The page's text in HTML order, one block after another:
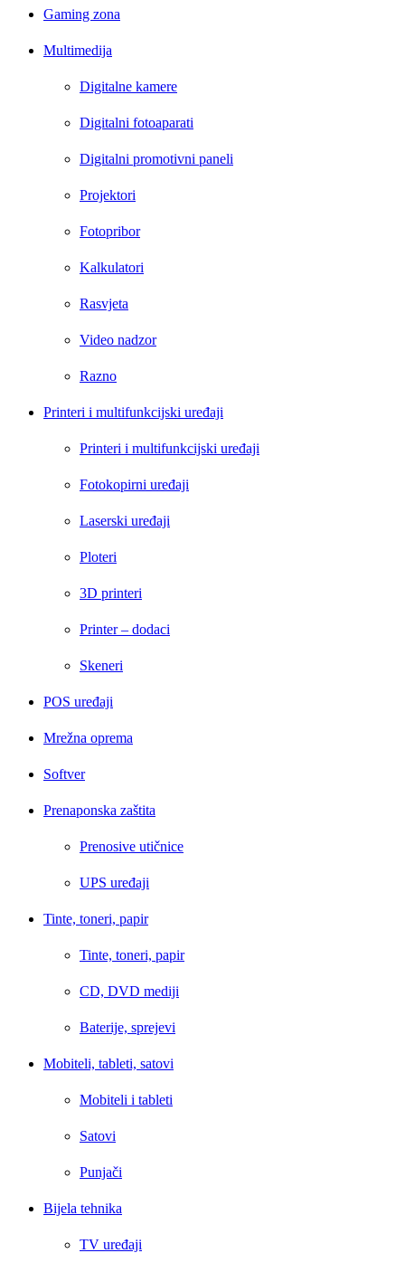
Gaming zona
Multimedija
Digitalne kamere
Digitalni fotoaparati
Digitalni promotivni paneli
Projektori
Fotopribor
Kalkulatori
Rasvjeta
Video nadzor
Razno
Printeri i multifunkcijski uređaji
Printeri i multifunkcijski uređaji
Fotokopirni uređaji
Laserski uređaji
Ploteri
3D printeri
Printer – dodaci
Skeneri
POS uređaji
Mrežna oprema
Softver
Prenaponska zaštita
Prenosive utičnice
UPS uređaji
Tinte, toneri, papir
Tinte, toneri, papir
CD, DVD mediji
Baterije, sprejevi
Mobiteli, tableti, satovi
Mobiteli i tableti
Satovi
Punjači
Bijela tehnika
TV uređaji